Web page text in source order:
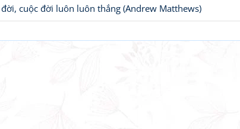
cuộc đời luôn luôn thắng (Andrew Matthews)